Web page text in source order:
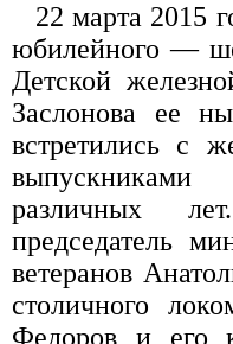
22 марта 2015
юбилейного —
Детской
Заслонова ее
встретились с
выпускниками
различных
председатель
ветеранов
столичного
Федоров и его